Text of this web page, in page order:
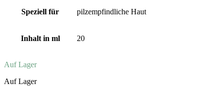
Speziell für pilzempfindliche Haut
Inhalt in ml 20
Auf Lager
Auf Lager